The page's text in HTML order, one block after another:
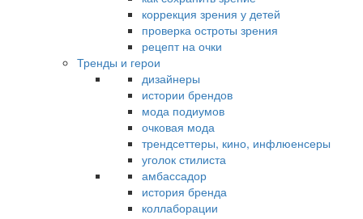
коррекция зрения у детей
проверка остроты зрения
рецепт на очки
Тренды и герои
дизайнеры
истории брендов
мода подиумов
очковая мода
трендсеттеры, кино, инфлюенсеры
уголок стилиста
амбассадор
история бренда
коллаборации